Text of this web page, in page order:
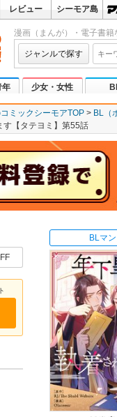
レビュー シーモア島
漫画（まんが）・電子書籍
ジャンルで探す
年 少女・女性
ミックシーモアTOP BL（
す【タテヨミ】第55話
BLマ